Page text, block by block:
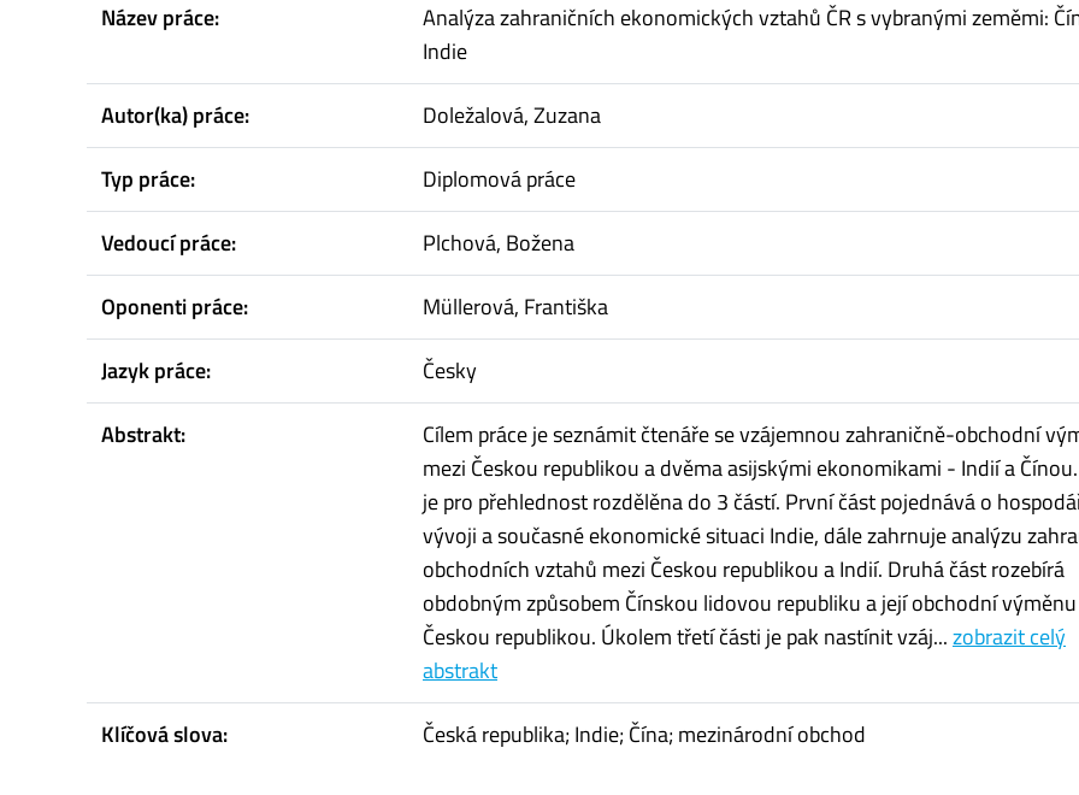
Název práce:
Analýza zahraničních ekonomických vztahů ČR s vybranými zeměmi:
Indie
Autor(ka) práce:
Doležalová, Zuzana
Typ práce:
Diplomová práce
Vedoucí práce:
Plchová, Božena
Oponenti práce:
Müllerová, Františka
Jazyk práce:
Česky
Abstrakt:
Cílem práce je seznámit čtenáře se vzájemnou zahraničně-obchodní
mezi Českou republikou a dvěma asijskými ekonomikami - Indií a
je pro přehlednost rozdělěna do 3 částí. První část pojednává o
vývoji a současné ekonomické situaci Indie, dále zahrnuje analýzu
obchodních vztahů mezi Českou republikou a Indií. Druhá část rozebírá
obdobným způsobem Čínskou lidovou republiku a její obchodní
Českou republikou. Úkolem třetí části je pak nastínit vzáj...zobrazit celý
abstrakt
Klíčová slova:
Česká republika; Indie; Čína; mezinárodní obchod